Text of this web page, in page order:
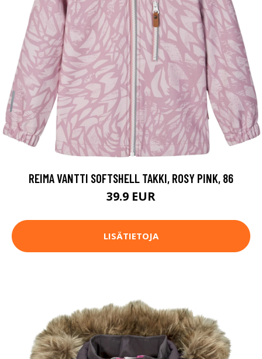
REIMA VANTTI SOFTSHELL TAKKI, ROSY PINK, 86
39.9 EUR
LISÄTIETOJA